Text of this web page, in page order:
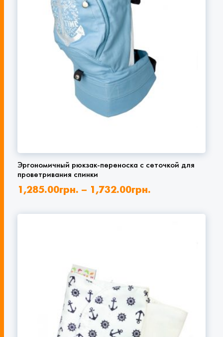
Эргономичный рюкзак-переноска с сеточкой для
проветривания спинки
1,285.00грн. – 1,732.00грн.